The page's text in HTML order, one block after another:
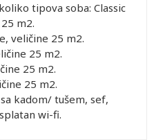
tipova soba: Classic
m2.
veličine 25 m2.
25 m2.
25 m2.
25 m2.
kadom/ tušem, sef,
wi-fi.